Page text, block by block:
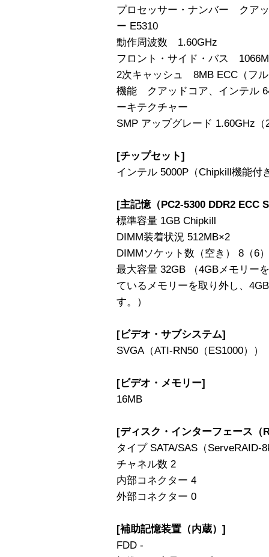
プロセッサー・ナンバー クア
ー E5310
動作周波数 1.60GHz
フロント・サイド・バス
2次キャッシュ 8MB ECC（フ
機能 クアッドコア、インテル
ーキテクチャー
SMP アップグレード 1.60GHz（
[チップセット]
インテル 5000P（Chipkill機能付
[主記憶（PC2-5300 DDR2 ECC
標準容量 1GB Chipkill
DIMM装着状況 512MB×2
DIMMソケット数（空き） 8（6）
最大容量 32GB （4GBメモリー
ているメモリーを取り外し、
す。）
[ビデオ・サブシステム]
SVGA（ATI-RN50（ES1000））
[ビデオ・メモリー]
16MB
[ディスク・インターフェース（
タイプ SATA/SAS（ServeRAID-
チャネル数 2
内部コネクター 4
外部コネクター 0
[補助記憶装置（内蔵）]
FDD -